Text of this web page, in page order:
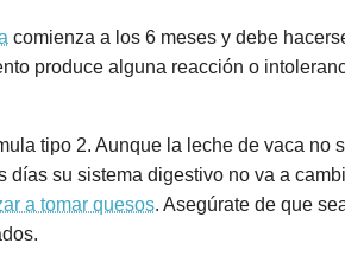
comienza a los 6 meses y debe
produce alguna reacción o
tipo 2. Aunque la leche de vaca no
su sistema digestivo no va a
a tomar quesos. Asegúrate de que